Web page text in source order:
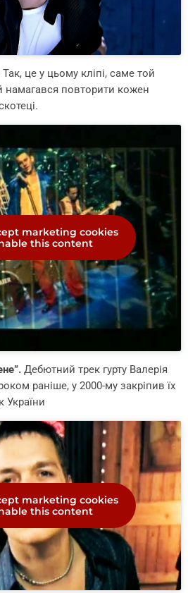
Так, це у цьому кліпі, саме той
намагався повторити кожен
marketing cookies
this content
Дебютний трек гурту Валерія
раніше, у 2000-му закріпив їх
України
marketing cookies
this content